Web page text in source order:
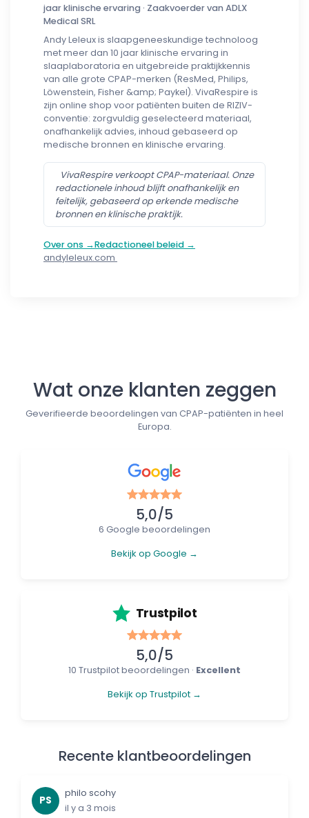
jaar klinische ervaring · Zaakvoerder van ADLX
Medical SRL
Andy Leleux is slaapgeneeskundige technoloog
met meer dan 10 jaar klinische ervaring in
slaaplaboratoria en uitgebreide praktijkkennis
van alle grote CPAP-merken (ResMed, Philips,
Löwenstein, Fisher &amp; Paykel). VivaRespire is
zijn online shop voor patiënten buiten de RIZIV-
conventie: zorgvuldig geselecteerd materiaal,
onafhankelijk advies, inhoud gebaseerd op
medische bronnen en klinische ervaring.
VivaRespire verkoopt CPAP-materiaal. Onze
redactionele inhoud blijft onafhankelijk en
feitelijk, gebaseerd op erkende medische
bronnen en klinische praktijk.
Over ons →Redactioneel beleid →
andyleleux.com
Wat onze klanten zeggen
Geverifieerde beoordelingen van CPAP-patiënten in heel
Europa.
5,0/5
6 Google beoordelingen
Bekijk op Google →
Trustpilot
5,0/5
10 Trustpilot beoordelingen · Excellent
Bekijk op Trustpilot →
Recente klantbeoordelingen
PS
philo scohy
il y a 3 mois